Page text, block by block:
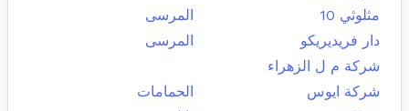
مثلوثي 10
المرسى
دار فريديريكو
المرسى
شركة م ل الزهراء
شركة ايوس
الحمامات